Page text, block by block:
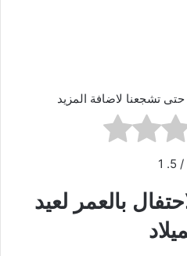
تشجعنا لاضافة المزيد
/ 5.
1
للاحتفال بالعمر لعيد